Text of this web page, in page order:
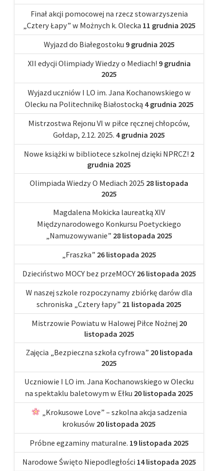
Finał akcji pomocowej na rzecz stowarzyszenia
„Cztery Łapy” w Możnych k. Olecka 11 grudnia 2025
Wyjazd do Białegostoku 9 grudnia 2025
XII edycji Olimpiady Wiedzy o Mediach! 9 grudnia
2025
Wyjazd uczniów I LO im. Jana Kochanowskiego w
Olecku na Politechnikę Białostocką 4 grudnia 2025
Mistrzostwa Rejonu VI w piłce ręcznej chłopców,
Gołdap, 2.12. 2025. 4 grudnia 2025
Nowe książki w bibliotece szkolnej dzięki NPRCZ! 2
grudnia 2025
Olimpiada Wiedzy O Mediach 2025 28 listopada
2025
Magdalena Mokicka laureatką XIV
Międzynarodowego Konkursu Poetyckiego
„Namuzowywanie” 28 listopada 2025
„Fraszka” 26 listopada 2025
Dzieciństwo MOCY bez przeMOCY 26 listopada 2025
W naszej szkole rozpoczynamy zbiórkę darów dla
schroniska „Cztery łapy” 21 listopada 2025
Mistrzowie Powiatu w Halowej Piłce Nożnej 20
listopada 2025
Zajęcia „Bezpieczna szkoła cyfrowa” 20 listopada
2025
Uczniowie I LO im. Jana Kochanowskiego w Olecku
na spektaklu baletowym w Ełku 20 listopada 2025
„Krokusowe Love” – szkolna akcja sadzenia
krokusów 20 listopada 2025
Próbne egzaminy maturalne. 19 listopada 2025
Narodowe Święto Niepodległości 14 listopada 2025